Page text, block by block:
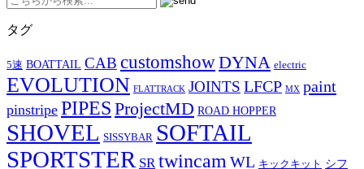
タグ
5速 BOATTAIL CAB customshowDYNA electric
EVOLUTION FLATTRACK JOINTS LFCP MX paint
pinstripe PIPES ProjectMD ROAD HOPPER
SHOVEL SISSYBAR SOFTAIL
SPORTSTER SR twincamWL キックキット シフ